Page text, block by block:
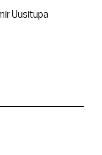
Uusitupa